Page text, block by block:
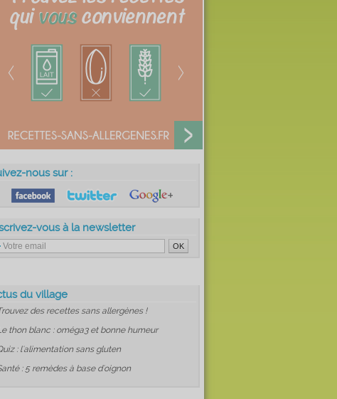
nous sur :
vous à la newsletter
du village
des recettes sans allergènes !
thon blanc : oméga3 et bonne humeur
: l'alimentation sans gluten
: 5 remèdes à base d'oignon